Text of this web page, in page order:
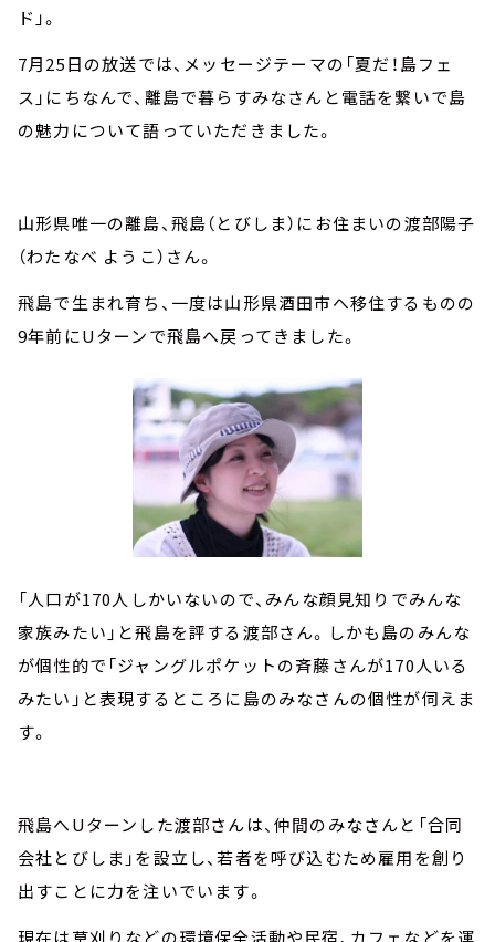
ド」。
7月25日の放送では、メッセージテーマの「夏だ！島フェ
ス」にちなんで、離島で暮らすみなさんと電話を繋いで島
の魅力について語っていただきました。
山形県唯一の離島、飛島（とびしま）にお住まいの渡部陽子
（わたなべ ようこ）さん。
飛島で生まれ育ち、一度は山形県酒田市へ移住するものの
9年前にUターンで飛島へ戻ってきました。
「人口が170人しかいないので、みんな顔見知りでみんな
家族みたい」と飛島を評する渡部さん。しかも島のみんな
が個性的で「ジャングルポケットの斉藤さんが170人いる
みたい」と表現するところに島のみなさんの個性が伺えま
す。
飛島へUターンした渡部さんは、仲間のみなさんと「合同
会社とびしま」を設立し、若者を呼び込むため雇用を創り
出すことに力を注いでいます。